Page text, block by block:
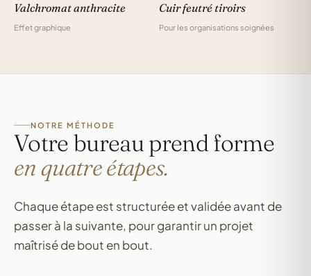
Valchromat anthracite
Effet graphique
Cuir feutré tiroirs
Pour les organisations soignées
NOTRE MÉTHODE
Votre bureau prend forme
en quatre étapes.
Chaque étape est structurée et validée avant de
passer à la suivante, pour garantir un projet
maîtrisé de bout en bout.